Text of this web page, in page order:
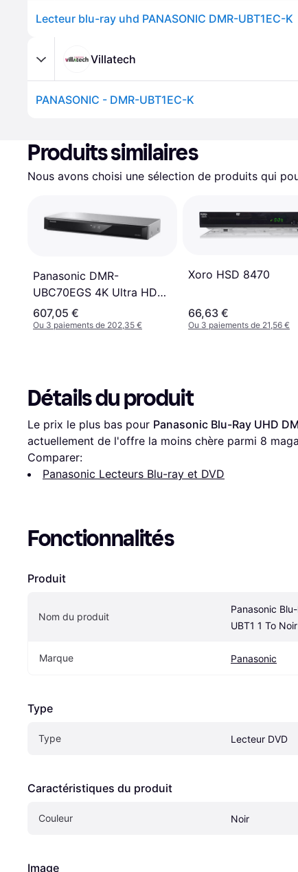
Lecteur blu-ray uhd PANASONIC DMR-UBT1EC-K
Villatech
PANASONIC - DMR-UBT1EC-K
Produits similaires
Nous avons choisi une sélection de produits qui
Panasonic DMR-
UBC70EGS 4K Ultra HD
3D Argent
607,05 €
Ou 3 paiements de 202,35 €
Xoro HSD 8470
66,63 €
Ou 3 paiements de 21,56 €
Détails du produit
Le prix le plus bas pour Panasonic Blu-Ray UHD
actuellement de l'offre la moins chère parmi 8
Comparer:
Panasonic Lecteurs Blu-ray et DVD
Fonctionnalités
Produit
Nom du produit
Panasonic
UBT1 1 To Noir
Marque Panasonic
Type
Type Lecteur DVD
Caractéristiques du produit
Couleur Noir
Image